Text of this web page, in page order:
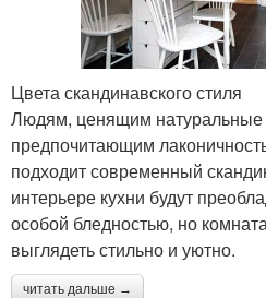
Цвета скандинавского стиля
Людям, ценящим
предпочитающим
подходит современный
интерьере кухни будут
особой бледностью, но
выглядеть стильно и уютно.
читать дальше →